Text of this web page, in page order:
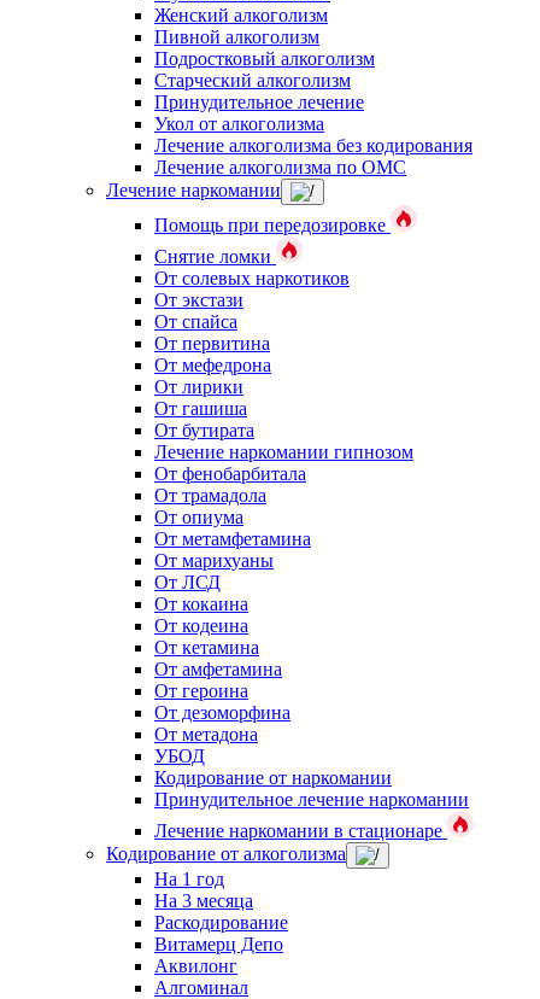
Женский алкоголизм
Пивной алкоголизм
Подростковый алкоголизм
Старческий алкоголизм
Принудительное лечение
Укол от алкоголизма
Лечение алкоголизма без кодирования
Лечение алкоголизма по ОМС
Лечение наркомании
Помощь при передозировке
Снятие ломки
От солевых наркотиков
От экстази
От спайса
От первитина
От мефедрона
От лирики
От гашиша
От бутирата
Лечение наркомании гипнозом
От фенобарбитала
От трамадола
От опиума
От метамфетамина
От марихуаны
От ЛСД
От кокаина
От кодеина
От кетамина
От амфетамина
От героина
От дезоморфина
От метадона
УБОД
Кодирование от наркомании
Принудительное лечение наркомании
Лечение наркомании в стационаре
Кодирование от алкоголизма
На 1 год
На 3 месяца
Раскодирование
Витамерц Депо
Аквилонг
Алгоминал